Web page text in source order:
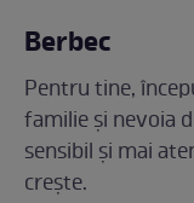
Berbec
Pentru tine,
familie și nevoia
sensibil și mai
crește.